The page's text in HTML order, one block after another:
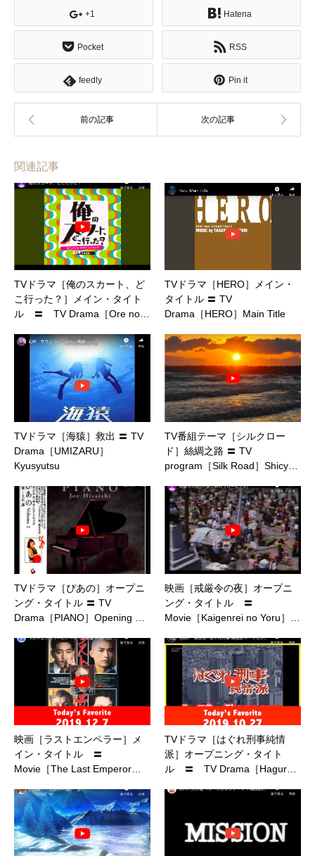
+1 Hatena
Pocket RSS
feedly Pin it
関連記事
TVドラマ［俺のスカート、ど
こ行った？］メイン・タイト
ル 〓 TV Drama［Ore no…
TVドラマ［HERO］メイン・
タイトル 〓 TV
Drama［HERO］Main Title
TVドラマ［海猿］救出 〓 TV
Drama［UMIZARU］
Kyusyutsu
TV番組テーマ［シルクロー
ド］絲綢之路 〓 TV
program［Silk Road］Shicy…
TVドラマ［ぴあの］オープニ
ング・タイトル 〓 TV
Drama［PIANO］Opening …
映画［戒厳令の夜］オープニ
ング・タイトル 〓
Movie［Kaigenrei no Yoru］…
映画［ラストエンペラー］メ
イン・タイトル 〓
Movie［The Last Emperor…
TVドラマ［はぐれ刑事純情
派］オープニング・タイト
ル 〓 TV Drama［Hagur…